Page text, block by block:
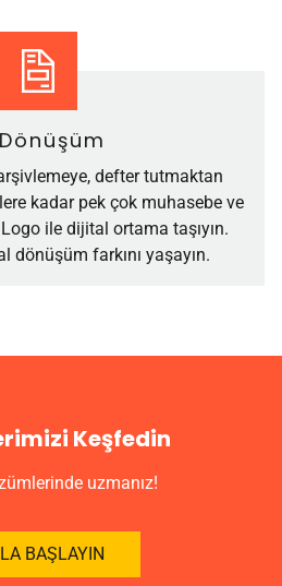
defter tutmaktan
kadar pek çok muhasebe ve
ile dijital ortama taşıyın.
dönüşüm farkını yaşayın.
Keşfedin
uzmanız!
BAŞLAYIN